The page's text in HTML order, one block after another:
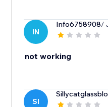
IN
Info6758908/
not working
SI